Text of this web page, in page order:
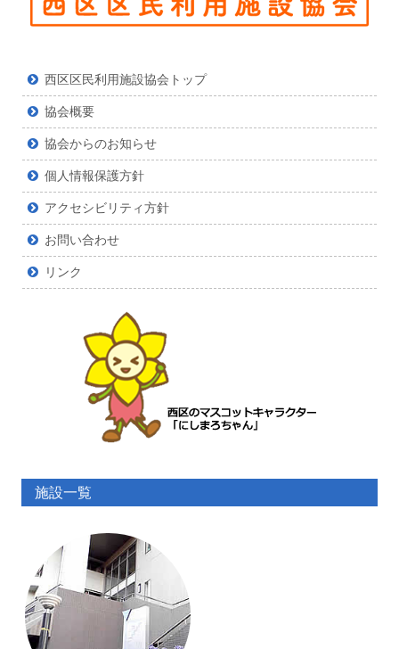
西区区民利用施設協会トップ
協会概要
協会からのお知らせ
個人情報保護方針
アクセシビリティ方針
お問い合わせ
リンク
施設一覧